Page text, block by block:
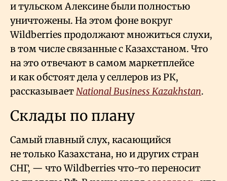
и тульском Алексине были полностью
уничтожены. На этом фоне вокруг
Wildberries продолжают множиться слухи,
в том числе связанные с Казахстаном. Что
на это отвечают в самом маркетплейсе
и как обстоят дела у селлеров из РК,
рассказываетNational Business Kazakhstan.
Склады по плану
Самый главный слух, касающийся
не только Казахстана, но и других стран
СНГ, — что Wildberries что-то переносит